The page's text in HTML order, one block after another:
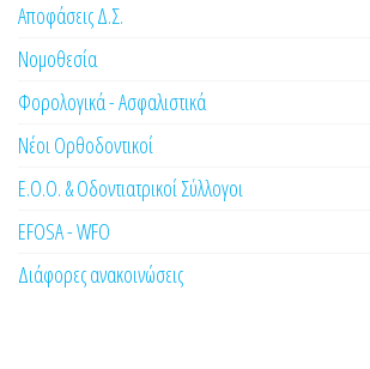
Αποφάσεις Δ.Σ.
Νομοθεσία
Φορολογικά - Ασφαλιστικά
Νέοι Ορθοδοντικοί
Ε.Ο.Ο. & Οδοντιατρικοί Σύλλογοι
EFOSA - WFO
Διάφορες ανακοινώσεις